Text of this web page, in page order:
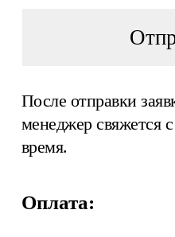
После отправки
менеджер свяжется
время.
Оплата: